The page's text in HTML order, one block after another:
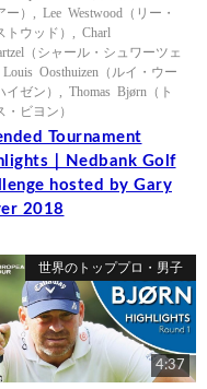
ー）
Lee Westwood（リー・
トウッド）
Charl
（シャール・シュワーツェ
Louis Oosthuizen（ルイ・ウー
イゼン）
Thomas Bjørn（ト
・ビヨン）
Tournament
｜Nedbank Golf
hosted by Gary
2018
世界のトッププロ・男子
4:37